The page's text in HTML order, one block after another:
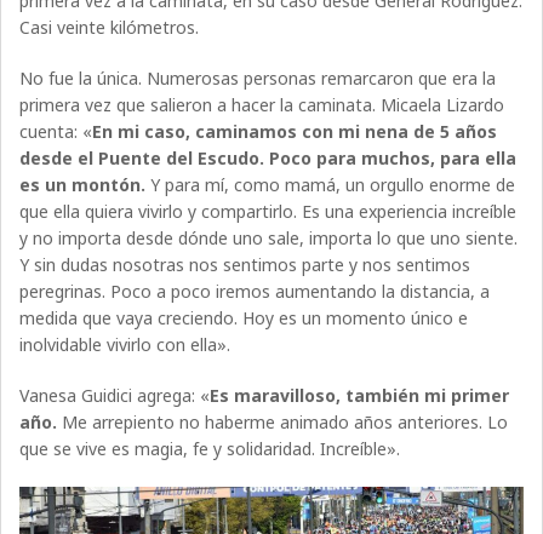
Casi veinte kilómetros.
No fue la única. Numerosas personas remarcaron que era la
primera vez que salieron a hacer la caminata. Micaela Lizardo
cuenta: «En mi caso, caminamos con mi nena de 5 años
desde el Puente del Escudo. Poco para muchos, para ella
es un montón.Y para mí, como mamá, un orgullo enorme de
que ella quiera vivirlo y compartirlo. Es una experiencia increíble
y no importa desde dónde uno sale, importa lo que uno siente.
Y sin dudas nosotras nos sentimos parte y nos sentimos
peregrinas. Poco a poco iremos aumentando la distancia, a
medida que vaya creciendo. Hoy es un momento único e
inolvidable vivirlo con ella».
Vanesa Guidici agrega: «Es maravilloso, también mi primer
año. Me arrepiento no haberme animado años anteriores. Lo
que se vive es magia, fe y solidaridad. Increíble».